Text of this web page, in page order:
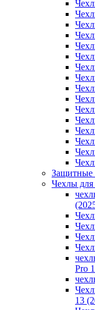
Защитные
Чехлы для
Pro
13